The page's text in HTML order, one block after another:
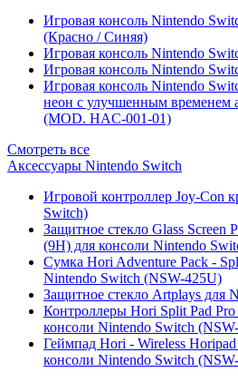
Игровая консоль Nintendo
(Красно / Синяя)
Игровая консоль Nintendo
Игровая консоль Nintendo
Игровая консоль Nintendo
неон с улучшенным временем
(MOD. HAC-001-01)
Смотреть все
Аксессуары Nintendo Switch
Игровой контроллер Joy-Con
Switch)
Защитное стекло Glass Screen
(9H) для консоли Nintendo
Сумка Hori Adventure Pack -
Nintendo Switch (NSW-425U)
Защитное стекло Artplays для
Контроллеры Hori Split Pad
консоли Nintendo Switch
Геймпад Hori - Wireless
консоли Nintendo Switch